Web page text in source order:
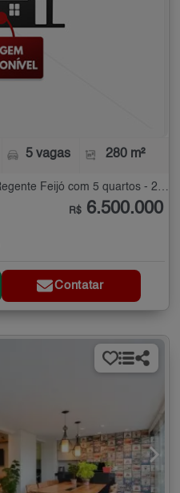
5 vagas 280 m²
R$ 6.500.000
Contatar